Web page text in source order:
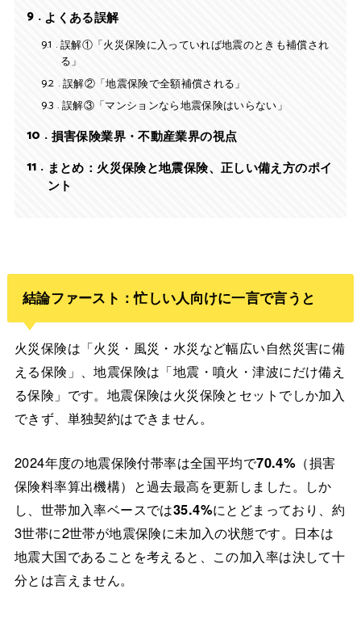
9
よくある誤解
9.1
誤解①「火災保険に入っていれば地震のときも補償され
る」
9.2 誤解②「地震保険で全額補償される」
9.3 誤解③「マンションなら地震保険はいらない」
10 損害保険業界・不動産業界の視点
11
まとめ：火災保険と地震保険、正しい備え方のポイ
ント
結論ファースト：忙しい人向けに一言で言うと
火災保険は「火災・風災・水災など幅広い自然災害に備
える保険」、地震保険は「地震・噴火・津波にだけ備え
る保険」です。地震保険は火災保険とセットでしか加入
できず、単独契約はできません。
2024年度の地震保険付帯率は全国平均で70.4% （損害
保険料率算出機構）と過去最高を更新しました。しか
し、世帯加入率ベースでは35.4%にとどまっており、約
3世帯に2世帯が地震保険に未加入の状態です。日本は
地震大国であることを考えると、この加入率は決して十
分とは言えません。